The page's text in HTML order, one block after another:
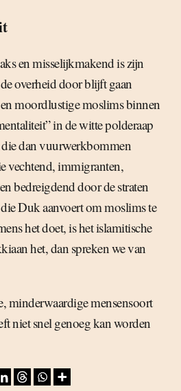
en misselijkmakend is zijn
overheid door blijft gaan
moordlustige moslims binnen
in de witte polderaap
dan vuurwerkbommen
vechtend, immigranten,
bedreigdend door de straten
Duk aanvoert om moslims te
het doet, is het islamitische
het, dan spreken we van
minderwaardige mensensoort
niet snel genoeg kan worden